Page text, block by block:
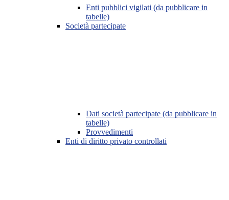
Enti pubblici vigilati (da pubblicare in
tabelle)
Società partecipate
Dati società partecipate (da pubblicare in
tabelle)
Provvedimenti
Enti di diritto privato controllati